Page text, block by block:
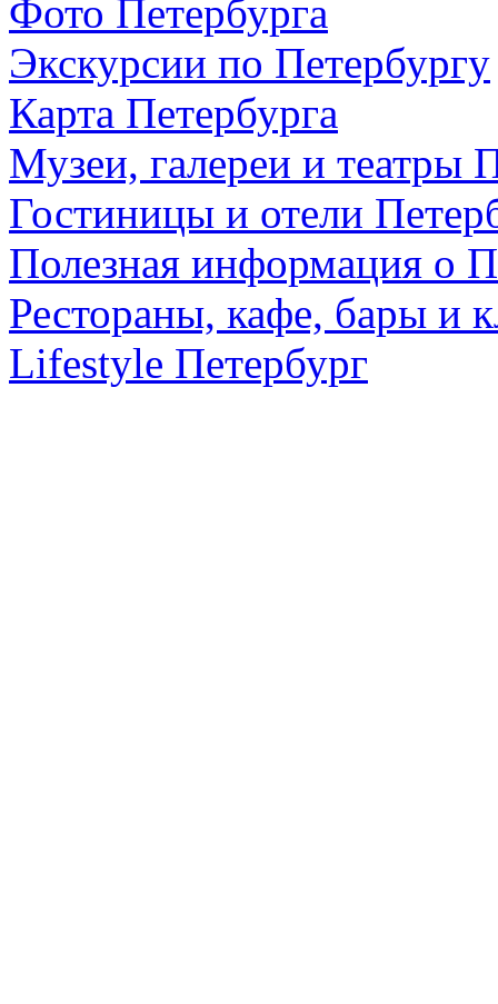
Фото Петербурга
Экскурсии по Петербургу
Карта Петербурга
Музеи, галереи и театры
Гостиницы и отели
Полезная информация о
Рестораны, кафе, бары и
Lifestyle Петербург